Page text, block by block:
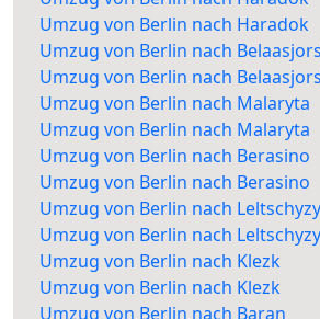
Umzug von Berlin nach Haradok
Umzug von Berlin nach
Umzug von Berlin nach
Umzug von Berlin nach Malaryta
Umzug von Berlin nach Malaryta
Umzug von Berlin nach Berasino
Umzug von Berlin nach Berasino
Umzug von Berlin nach Leltschyzy
Umzug von Berlin nach Leltschyzy
Umzug von Berlin nach Klezk
Umzug von Berlin nach Klezk
Umzug von Berlin nach Baran